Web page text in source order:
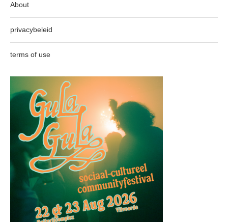
About
privacybeleid
terms of use